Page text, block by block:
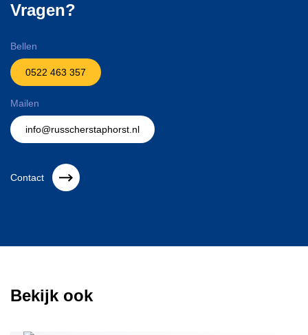
Vragen?
Bellen
0522 463 357
Mailen
info@russcherstaphorst.nl
Contact
Bekijk ook